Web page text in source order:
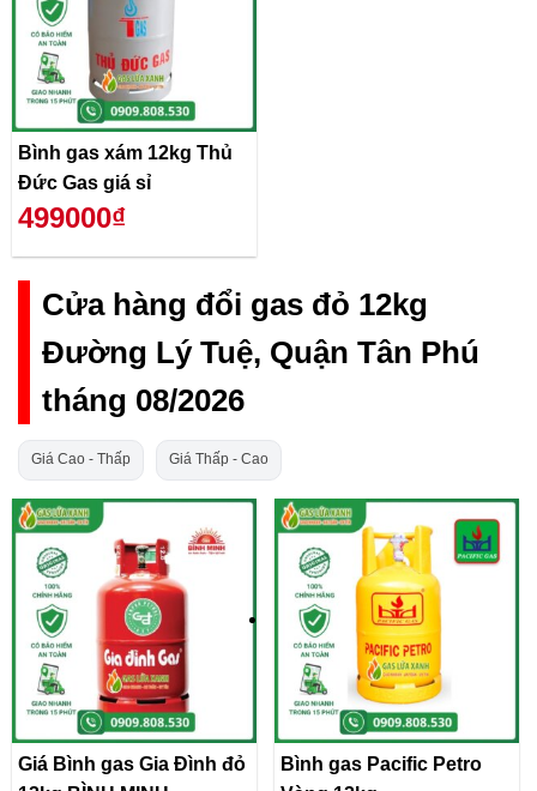
Bình gas xám 12kg Thủ
Đức Gas giá sỉ
499000₫
Cửa hàng đổi gas đỏ 12kg
Đường Lý Tuệ, Quận Tân Phú
tháng 08/2026
Giá Cao - Thấp Giá Thấp - Cao
Giá Bình gas Gia Đình đỏ
Bình gas Pacific Petro